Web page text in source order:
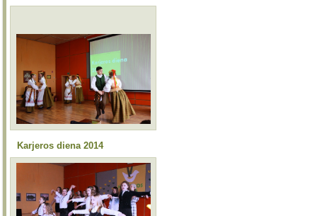
Karjeros diena 2014